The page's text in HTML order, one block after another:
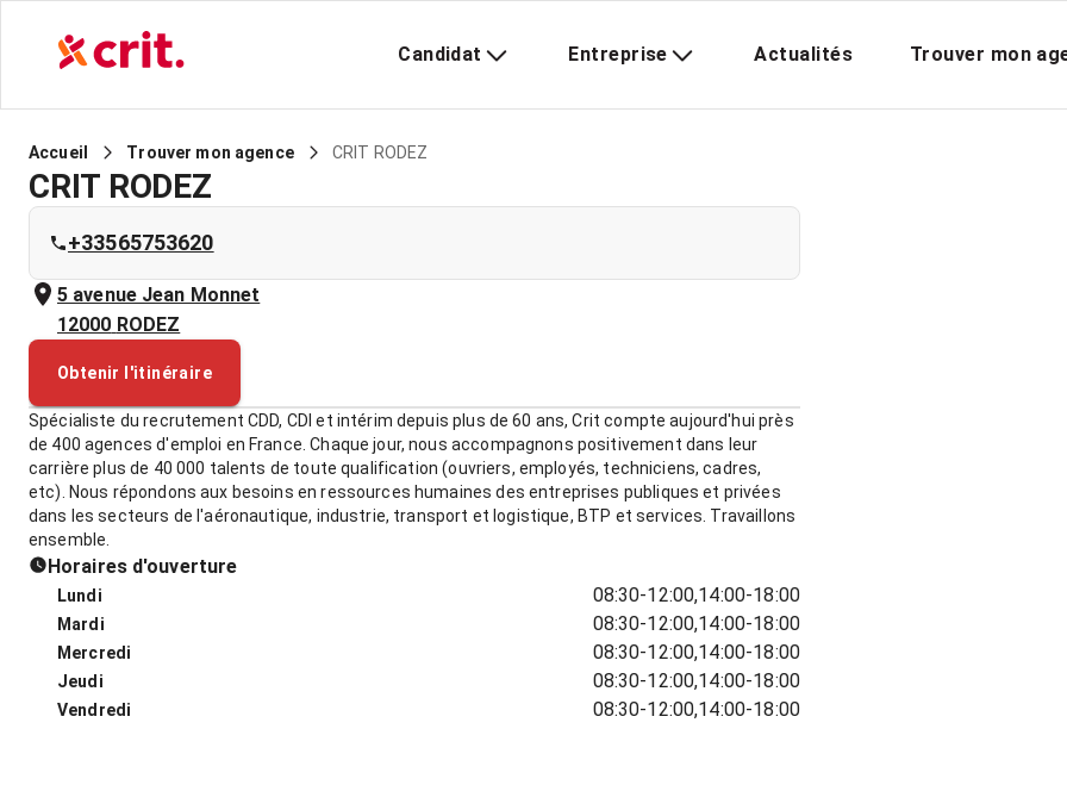
Candidat Entreprise Actualités Trouver mon
Accueil Trouver mon agence CRIT RODEZ
CRIT RODEZ
+33565753620
5 avenue Jean Monnet
12000 RODEZ
Obtenir l'itinéraire
Spécialiste du recrutement CDD, CDI et intérim depuis plus de 60 ans, Crit compte aujourd'hui près
de 400 agences d'emploi en France. Chaque jour, nous accompagnons positivement dans leur
carrière plus de 40 000 talents de toute qualification (ouvriers, employés, techniciens, cadres,
etc). Nous répondons aux besoins en ressources humaines des entreprises publiques et privées
dans les secteurs de l'aéronautique, industrie, transport et logistique, BTP et services. Travaillons
ensemble.
Horaires d'ouverture
Lundi 08:30-12:00,14:00-18:00
Mardi 08:30-12:00,14:00-18:00
Mercredi 08:30-12:00,14:00-18:00
Jeudi 08:30-12:00,14:00-18:00
Vendredi 08:30-12:00,14:00-18:00